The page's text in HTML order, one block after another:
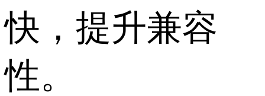
快，提升兼容
性。